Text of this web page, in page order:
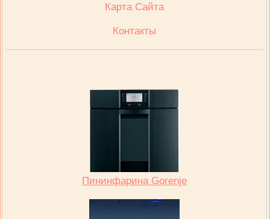
Карта Сайта
Контакты
Пининфарина Gorenje